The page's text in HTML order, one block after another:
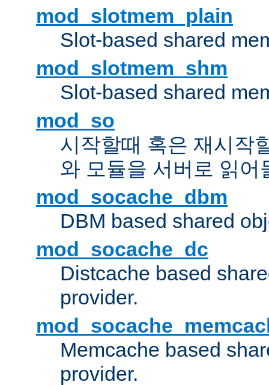
mod_slotmem_plain
Slot-based shared
mod_slotmem_shm
Slot-based shared
mod_so
시작할때 혹은 재시작
와 모듈을 서버로 읽어
mod_socache_dbm
DBM based shared
mod_socache_dc
Distcache based
provider.
Memcache based
provider.